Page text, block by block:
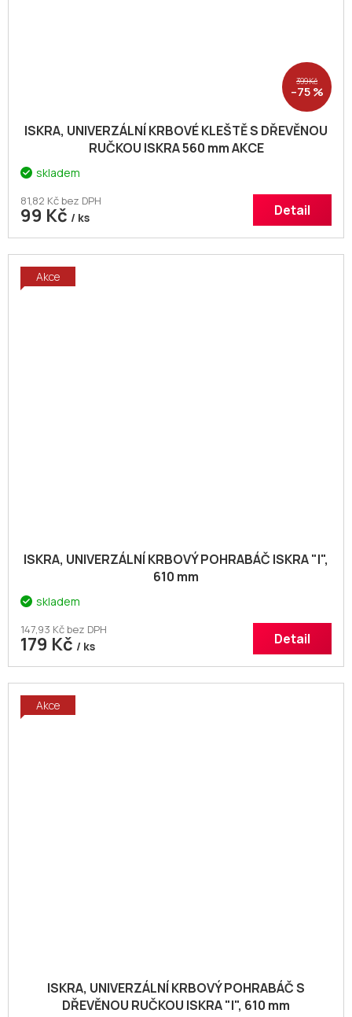
399 Kč
–75 %
ISKRA, UNIVERZÁLNÍ KRBOVÉ KLEŠTĚ S DŘEVĚNOU
RUČKOU ISKRA 560 mm AKCE
skladem
81,82 Kč bez DPH
99 Kč / ks Detail
Akce
ISKRA, UNIVERZÁLNÍ KRBOVÝ POHRABÁČ ISKRA "I",
610 mm
skladem
147,93 Kč bez DPH
179 Kč / ks Detail
Akce
ISKRA, UNIVERZÁLNÍ KRBOVÝ POHRABÁČ S
DŘEVĚNOU RUČKOU ISKRA "I", 610 mm